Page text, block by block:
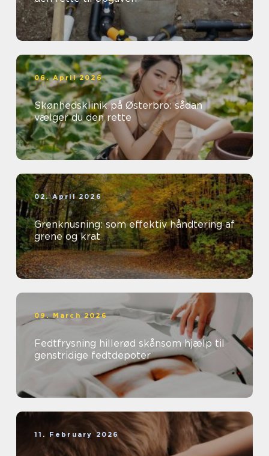
06. April 2026
Skønhedsklinik på Østerbro: sådan
vælger du den rette
02. April 2026
Grenknusning: som effektiv håndtering af
grene og krat
09. March 2026
Fedtfrysning hillerød skånsom hjælp til
genstridige fedtdepoter
11. February 2026